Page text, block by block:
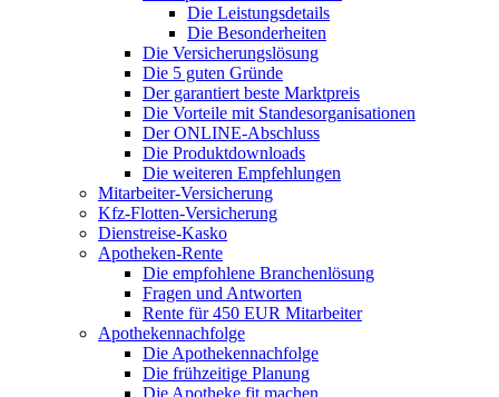
Die Leistungsdetails
Die Besonderheiten
Die Versicherungslösung
Die 5 guten Gründe
Der garantiert beste Marktpreis
Die Vorteile mit Standesorganisationen
Der ONLINE-Abschluss
Die Produktdownloads
Die weiteren Empfehlungen
Mitarbeiter-Versicherung
Kfz-Flotten-Versicherung
Dienstreise-Kasko
Apotheken-Rente
Die empfohlene Branchenlösung
Fragen und Antworten
Rente für 450 EUR Mitarbeiter
Apothekennachfolge
Die Apothekennachfolge
Die frühzeitige Planung
Die Apotheke fit machen